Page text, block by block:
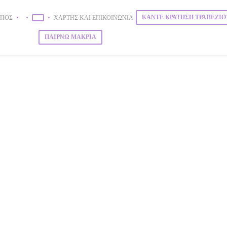
((ΑΝΟΊΓΕΙ ΣΕ ΝΈΟ ΠΑΡΆΘΥΡΟ))
((ΑΝΟΊΓΕΙ ΣΕ ΝΈΟ ΠΑΡΆΘΥΡΟ))
ΧΆΡΤΗΣ ΚΑΙ ΕΠΙΚΟΙΝΩΝΊΑ ΚΆΝΤΕ ΚΡΆΤΗΣΗ
ΠΑΊΡΝΩ ΜΑΚΡΙΆ